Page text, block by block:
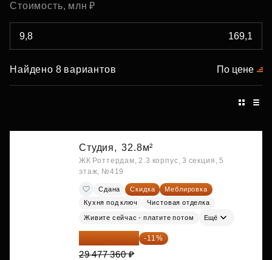
Стоимость, млн ₽
Найдено 8 вариантов По цене
Студия, 32.8м²
ЖК Роттердам, 2.3 корпус, 3 секция, 5
этаж, №419
Сдана Скидка
Меблировка
Кухня под ключ
Чистовая отделка
Живите сейчас - платите потом Ещё
26 234 850 ₽ -11%
29 477 360 ₽